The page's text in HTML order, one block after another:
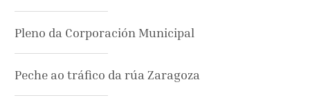
Pleno da Corporación Municipal
Peche ao tráfico da rúa Zaragoza